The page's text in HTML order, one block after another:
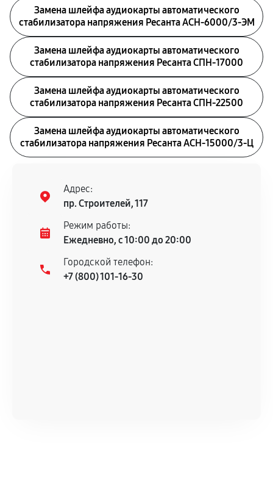
Замена шлейфа аудиокарты автоматического
стабилизатора напряжения Ресанта АСН-6000/3-ЭМ
Замена шлейфа аудиокарты автоматического
стабилизатора напряжения Ресанта СПН-17000
Замена шлейфа аудиокарты автоматического
стабилизатора напряжения Ресанта СПН-22500
Замена шлейфа аудиокарты автоматического
стабилизатора напряжения Ресанта АСН-15000/3-Ц
Адрес:
пр. Строителей, 117
Режим работы:
Ежедневно, с 10:00 до 20:00
Городской телефон:
+7 (800) 101-16-30